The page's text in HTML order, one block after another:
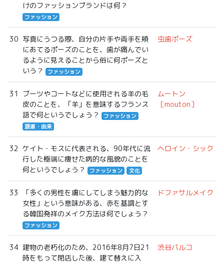
けのファッションブランドは何？
ファッション
30 写真にうつる際、自分の片手や両手を頬
にあてるポーズのことを、歯が痛んでい
るように見えることから俗に何ポーズと
いう？
ファッション
虫歯ポーズ
31
ブーツやコートなどに使用される羊の毛
皮のことを、「羊」を意味するフランス
語で何というでしょう？
ファッション
語源・由来
ムートン
［mouton］
32 ケイト・モスに代表される、90年代に流
行した極端に痩せた病的な風貌のことを
何というでしょう？
ファッション 文化
ヘロイン・シック
33
「多くの男性を虜にしてしまう魅力的な
女性」という意味がある、赤を基調とす
る韓国発祥のメイク方法は何でしょう？
ファッション
ドファサルメイク
34 建物の老朽化のため、2016年8月7日21
時をもって閉店した後、建て替えに入
渋谷パルコ